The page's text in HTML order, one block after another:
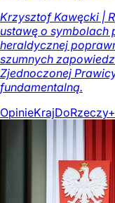
Krzysztof Kawęcki |
ustawę o symbolach
heraldycznej
szumnych
Zjednoczonej
fundamentalną.
OpinieKrajDoRzeczy+